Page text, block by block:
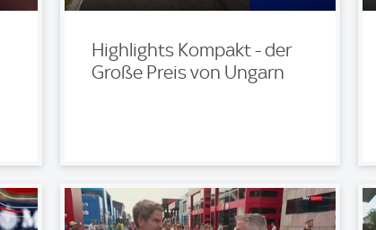
Highlights Kompakt - der
Große Preis von Ungarn